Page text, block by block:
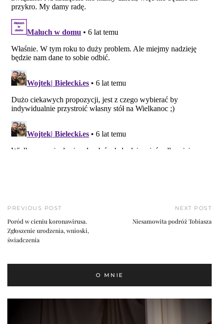
PREVIOUS POST
Poród w cieniu koronawirusa.
Zgłoszenie urodzenia, wnioski,
świadczenia
NEXT POST
Niesamowita podróż Tobiasza
O MNIE